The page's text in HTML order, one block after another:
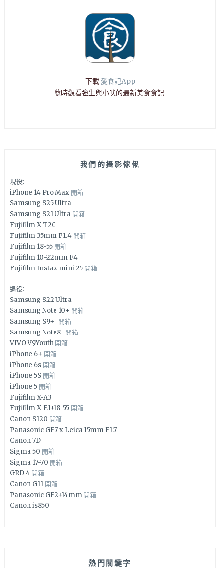
下載 愛食記App
隨時觀看強生與小吠的最新美食食記!
我們的攝影傢俬
現役:
iPhone 14 Pro Max 開箱
Samsung S25 Ultra
Samsung S21 Ultra 開箱
Fujifilm X-T20
Fujifilm 35mm F1.4 開箱
Fujifilm 18-55 開箱
Fujifilm 10-22mm F4
Fujifilm Instax mini 25 開箱
退役:
Samsung S22 Ultra
Samsung Note 10+ 開箱
Samsung S9+ 開箱
Samsung Note8 開箱
VIVO V9Youth 開箱
iPhone 6+ 開箱
iPhone 6s 開箱
iPhone 5S 開箱
iPhone 5 開箱
Fujifilm X-A3
Fujifilm X-E1+18-55 開箱
Canon S120 開箱
Panasonic GF7 x Leica 15mm F1.7
Canon 7D
Sigma 50 開箱
Sigma 17-70 開箱
GRD 4 開箱
Canon G11 開箱
Panasonic GF2+14mm 開箱
Canon is850
熱門關鍵字